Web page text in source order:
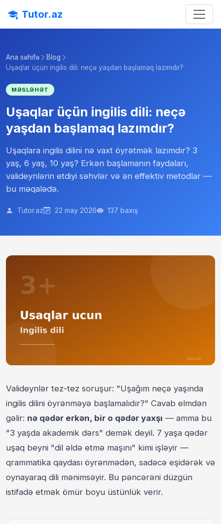
Tutor.az
Ana səhifə
Blog
Uşaqlar üçün ingilis dili: neçə yaşdan başlamaq lazımdır?
MƏSLƏHƏT
Uşaqlar üçün ingilis dili: neçə
yaşdan başlamaq lazımdır?
Uşaqlara ingilis dilini nə vaxt öyrətmək lazımdır? 3
yaş, 6 yaş, 10 yaş? Erkən başlamanın faydaları,
valideynlərin etdiyi səhvlər və ən effektiv metodlar —
bu məqalədə.
Tutor.az 22 may 2026 137 baxış
Valideynlər tez-tez soruşur: "Uşağım neçə yaşında
ingilis dilini öyrənməyə başlamalıdır?" Cavab elmdən
gəlir: nə qədər erkən, bir o qədər yaxşı — amma bu
"3 yaşda akademik dərs" demək deyil. 7 yaşa qədər
uşaq beyni "dil əldə etmə maşını" kimi işləyir —
qrammatika qaydası öyrənmədən, sadəcə eşidərək və
oynayaraq dili mənimsəyir. Bu pəncərəni düzgün
istifadə etmək ömür boyu üstünlük verir.